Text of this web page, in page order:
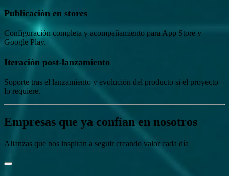
Publicación en stores
Configuración completa y acompañamiento para App Store y
Google Play.
Iteración post-lanzamiento
Soporte tras el lanzamiento y evolución del producto si el proyecto
lo requiere.
Empresas que ya confían en nosotros
Alianzas que nos inspiran a seguir creando valor cada día